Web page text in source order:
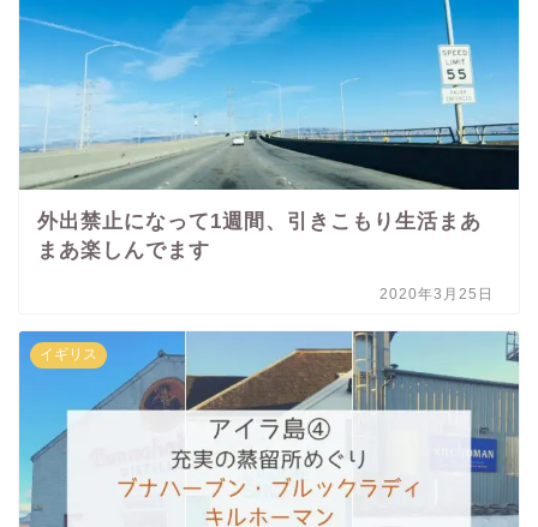
外出禁止になって1週間、引きこもり生活まあ
まあ楽しんでます
2020年3月25日
イギリス